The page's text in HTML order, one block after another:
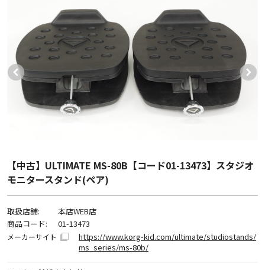
【中古】ULTIMATE MS-80B【コード01-13473】スタジオ
モニタースタンド(ペア)
取扱店舗:
本店WEB店
商品コード:
01-13473
メーカーサイト
https://www.korg-kid.com/ultimate/studiostands/
ms_series/ms-80b/